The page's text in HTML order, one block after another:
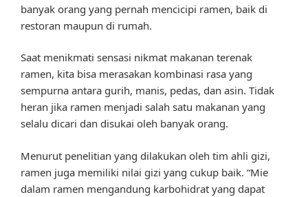
banyak orang yang pernah mencicipi ramen, baik di
restoran maupun di rumah.
Saat menikmati sensasi nikmat makanan terenak
ramen, kita bisa merasakan kombinasi rasa yang
sempurna antara gurih, manis, pedas, dan asin. Tidak
heran jika ramen menjadi salah satu makanan yang
selalu dicari dan disukai oleh banyak orang.
Menurut penelitian yang dilakukan oleh tim ahli gizi,
ramen juga memiliki nilai gizi yang cukup baik. “Mie
dalam ramen mengandung karbohidrat yang dapat